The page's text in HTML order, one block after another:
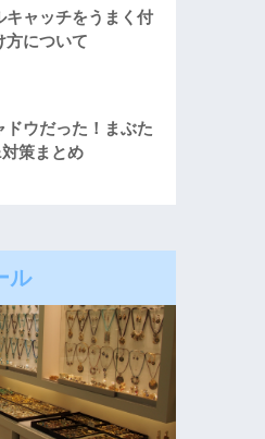
キャッチをうまく付
方について
ドウだった！まぶた
策まとめ
ル